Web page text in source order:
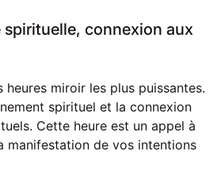
spirituelle, connexion aux
heures miroir les plus puissantes.
spirituel et la connexion
Cette heure est un appel à
manifestation de vos intentions